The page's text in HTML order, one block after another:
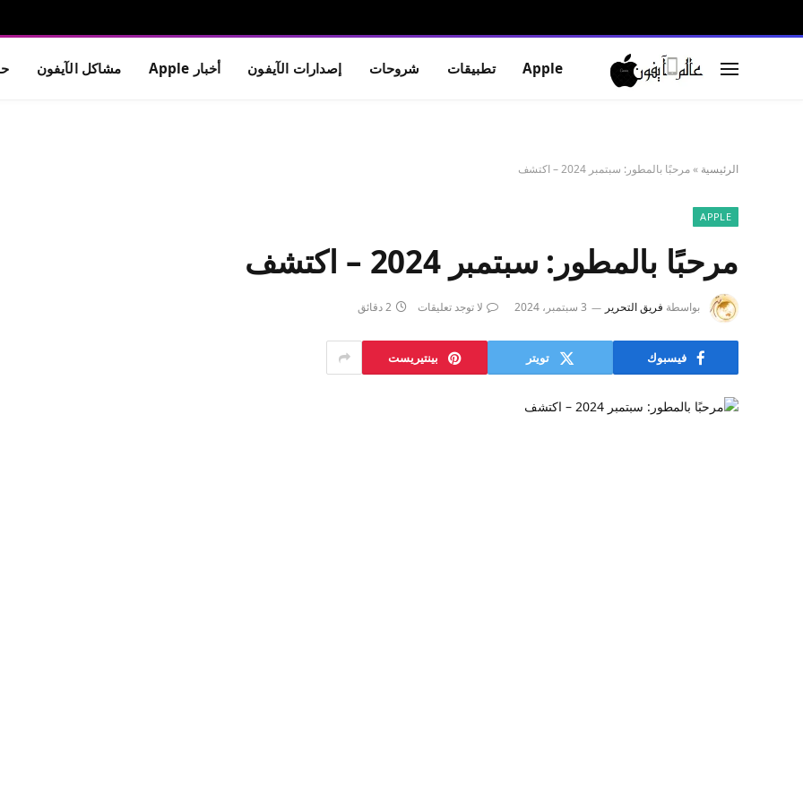
Apple تطبيقات شروحات إصدارات الآيفون أخبار Apple مشاكل الآيفون
الرئيسية »مرحبًا بالمطور: سبتمبر 2024 – اكتشف
APPLE
مرحبًا بالمطور: سبتمبر 2024 – اكتشف
بواسطة فريق التحرير 3 سبتمبر، 2024 لا توجد تعليقات 2 دقائق
فيسبوك تويتر بينتيريست